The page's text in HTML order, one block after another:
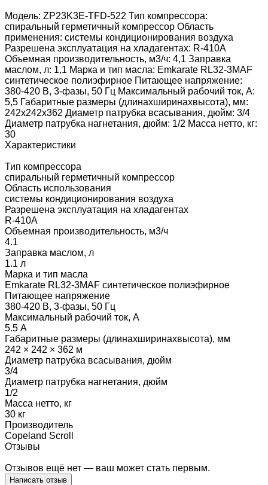
Модель: ZP23K3E-TFD-522 Тип компрессора:
спиральный герметичный компрессор Область
применения: системы кондиционирования воздуха
Разрешена эксплуатация на хладагентах: R-410A
Объемная производительность, м3/ч: 4,1 Заправка
маслом, л: 1,1 Марка и тип масла: Emkarate RL32-3MAF
синтетическое полиэфирное Питающее напряжение:
380-420 В, 3-фазы, 50 Гц Максимальный рабочий ток, А:
5,5 Габаритные размеры (длинаxширинаxвысота), мм:
242x242x362 Диаметр патрубка всасывания, дюйм: 3/4
Диаметр патрубка нагнетания, дюйм: 1/2 Масса нетто, кг:
30
Характеристики
Тип компрессора
спиральный герметичный компрессор
Область использования
системы кондиционирования воздуха
Разрешена эксплуатация на хладагентах
R-410A
Объемная производительность, м3/ч
4.1
Заправка маслом, л
1.1 л
Марка и тип масла
Emkarate RL32-3MAF синтетическое полиэфирное
Питающее напряжение
380-420 В, 3-фазы, 50 Гц
Максимальный рабочий ток, А
5.5 А
Габаритные размеры (длинаxширинаxвысота), мм
242 × 242 × 362 м
Диаметр патрубка всасывания, дюйм
3/4
Диаметр патрубка нагнетания, дюйм
1/2
Масса нетто, кг
30 кг
Производитель
Copeland Scroll
Отзывы
Отзывов ещё нет — ваш может стать первым.
Написать отзыв